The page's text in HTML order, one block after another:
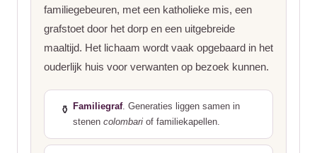
familiegebeuren, met een katholieke mis, een
grafstoet door het dorp en een uitgebreide
maaltijd. Het lichaam wordt vaak opgebaard in het
ouderlijk huis voor verwanten op bezoek kunnen.
⚱️ Familiegraf. Generaties liggen samen in
stenen colombari of familiekapellen.